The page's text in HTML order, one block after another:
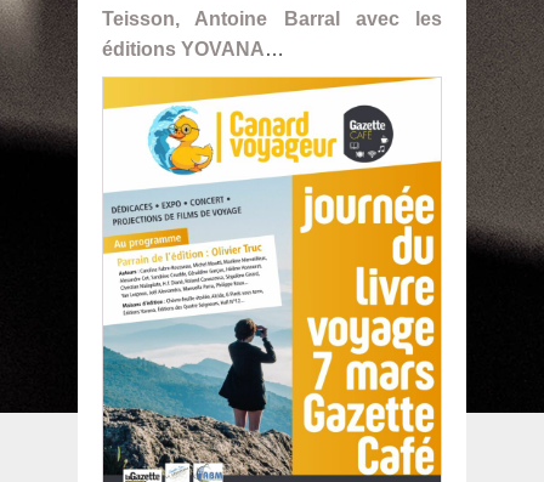
Teisson, Antoine Barral avec les
éditions YOVANA…